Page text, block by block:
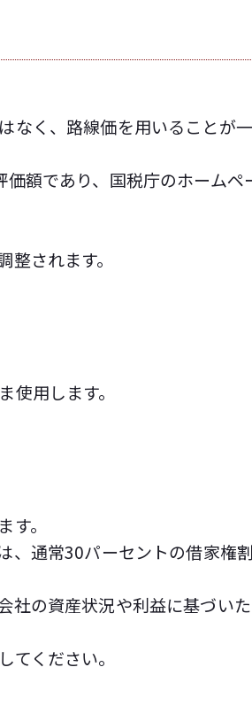
なく、路線価を用いることが
額であり、国税庁のホームペ
されます。
用します。
。
、通常30パーセントの借家権
社の資産状況や利益に基づい
ください。